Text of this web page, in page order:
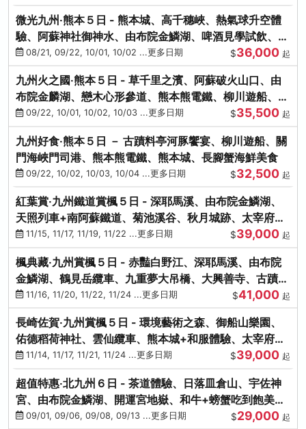
微光九州‧熊本５日 - 熊本城、高千穗峽、熱氣球升空體
驗、阿蘇神社御神水、由布院金鱗湖、啤酒見學試飲、豪
華海鮮盛宴
08/21, 09/22, 10/01, 10/02 ...更多日期 $36,000 起
九州火之國‧熊本５日 - 草千里之濱、阿蘇破火山口、由
布院金麟湖、戀木心形參道、熊本熊電鐵、柳川遊船、地
獄蒸DIY
09/22, 10/01, 10/02, 10/03 ...更多日期 $35,500 起
九州好食‧熊本５日 － 古蹟料亭河豚饗宴、柳川遊船、關
門海峽門司港、熊本熊電鐵、熊本城、長腳蟹海鮮美食
09/22, 10/02, 10/03, 10/04 ...更多日期 $32,500 起
紅葉賞‧九州鐵道賞楓５日 - 深耶馬溪、由布院金鱗湖、
天照列車+南阿蘇鐵道、菊池溪谷、秋月城跡、太宰府天
滿宮、竈門神社
11/15, 11/17, 11/19, 11/22 ...更多日期 $39,000 起
楓典藏‧九州賞楓５日 - 赤豔白野江、深耶馬溪、由布院
金鱗湖、鶴見岳纜車、九重夢大吊橋、大興善寺、古蹟河
豚+和牛饗宴
11/16, 11/20, 11/22, 11/24 ...更多日期 $41,000 起
長崎佐賀‧九州賞楓５日 - 環境藝術之森、御船山樂園、
佑德稻荷神社、雲仙纜車、熊本城+和服體驗、太宰府天
滿宮、光明禪寺
11/14, 11/17, 11/21, 11/24 ...更多日期 $39,000 起
超值特惠‧北九州６日 - 茶道體驗、日落皿倉山、宇佐神
宮、由布院金鱗湖、開運宮地嶽、和牛+螃蟹吃到飽美
饌-台中出發
09/01, 09/06, 09/08, 09/13 ...更多日期 $29,000 起